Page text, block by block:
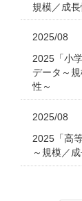
規模／成
2025/08
2025「小
データ～
性～
2025/08
2025「高
～規模／